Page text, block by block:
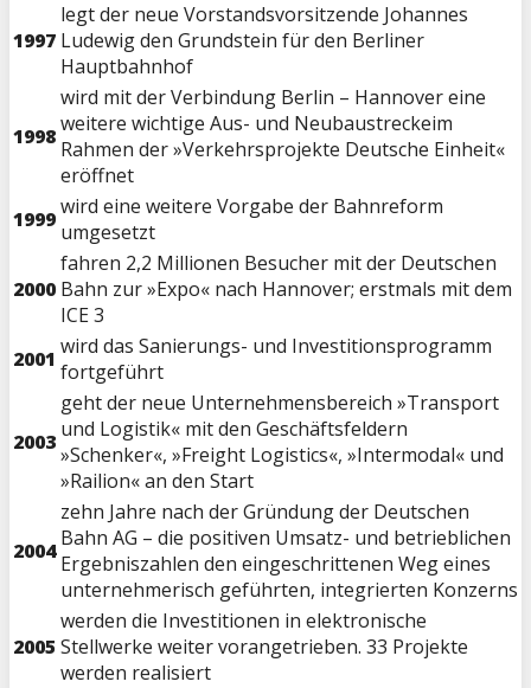
1997
legt der neue Vorstandsvorsitzende Johannes
Ludewig den Grundstein für den Berliner
Hauptbahnhof
1998
wird mit der Verbindung Berlin – Hannover eine
weitere wichtige Aus- und Neubaustreckeim
Rahmen der »Verkehrsprojekte Deutsche Einheit«
eröffnet
1999wird eine weitere Vorgabe der Bahnreform
umgesetzt
2000
fahren 2,2 Millionen Besucher mit der Deutschen
Bahn zur »Expo« nach Hannover; erstmals mit dem
ICE 3
2001 wird das Sanierungs- und Investitionsprogramm
fortgeführt
2003
geht der neue Unternehmensbereich »Transport
und Logistik« mit den Geschäftsfeldern
»Schenker«, »Freight Logistics«, »Intermodal« und
»Railion« an den Start
2004
zehn Jahre nach der Gründung der Deutschen
Bahn AG – die positiven Umsatz- und betrieblichen
Ergebniszahlen den eingeschrittenen Weg eines
unternehmerisch geführten, integrierten Konzerns
2005
werden die Investitionen in elektronische
Stellwerke weiter vorangetrieben. 33 Projekte
werden realisiert